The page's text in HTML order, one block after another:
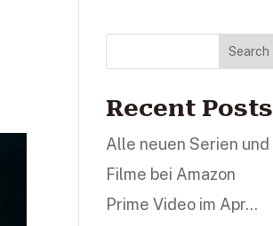
Search
Recent Posts
Alle neuen Serien und
Filme bei Amazon
Prime Video im Apr…